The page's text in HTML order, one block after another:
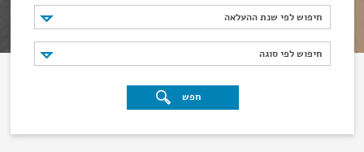
חיפוש לפי שנת ההעלאה
חיפוש לפי שנת ההעלאה
חיפוש לפי סוגה
חיפוש לפי סוגה
חפש